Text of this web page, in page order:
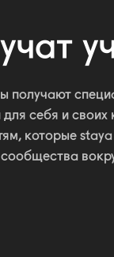
получают
себя и своих
которые staya